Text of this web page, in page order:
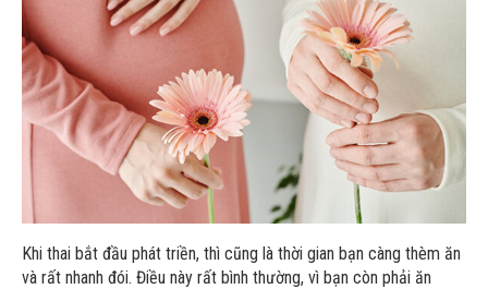
Khi thai bắt đầu phát triền, thì cũng là thời gian bạn càng thèm ăn
và rất nhanh đói. Điều này rất bình thường, vì bạn còn phải ăn